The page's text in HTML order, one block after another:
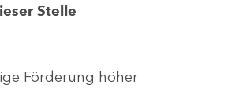
Stelle
Förderung höher